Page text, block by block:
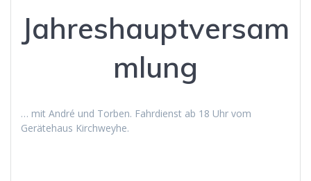
Jahreshauptversam
mlung
… mit André und Torben. Fahrdienst ab 18 Uhr vom
Gerätehaus Kirchweyhe.